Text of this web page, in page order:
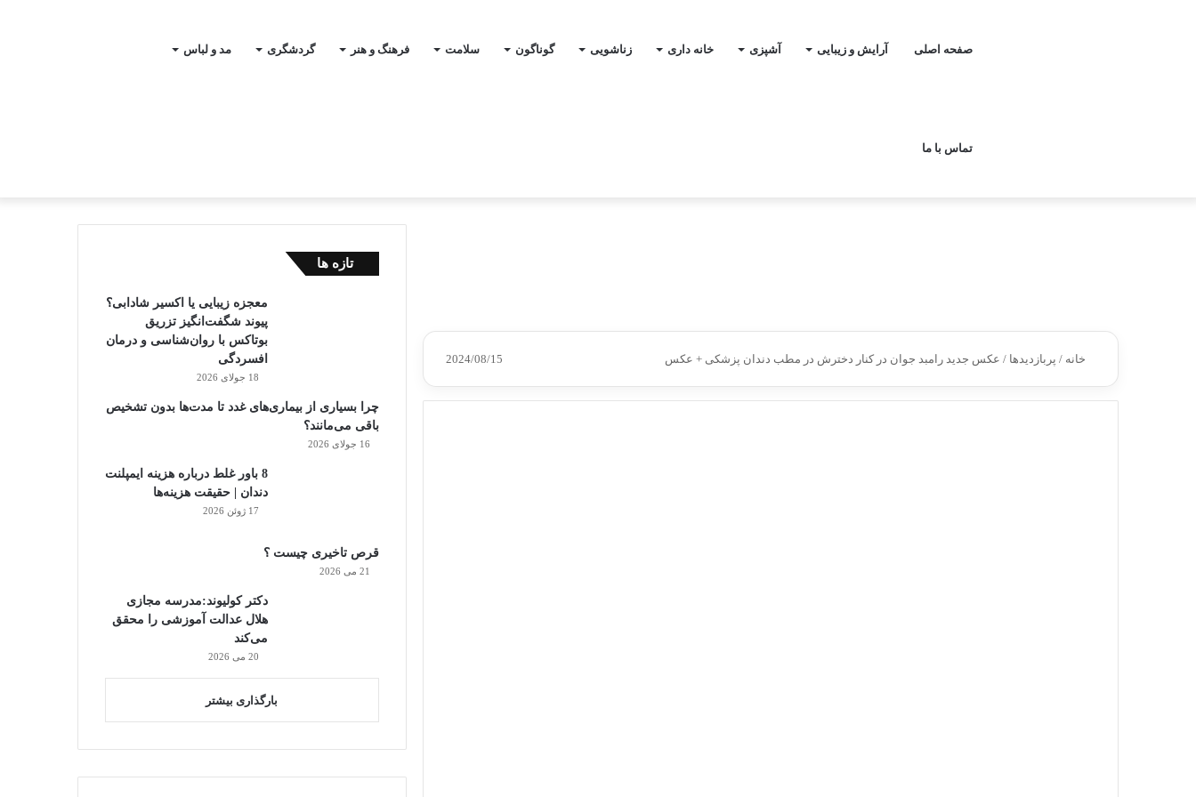
صفحه اصلی آرایش و زیبایی آشپزی خانه داری زناشویی گوناگون سلامت فرهنگ و هنر گردشگری مد و لباس
تماس با ما
خانه / پربازدیدها / عکس جدید رامبد جوان در کنار دخترش در مطب دندان پزشکی + عکس 2024/08/15
تازه ها
معجزه زیبایی یا اکسیر شادابی؟
پیوند شگفت‌انگیز تزریق
بوتاکس با روان‌شناسی و درمان
افسردگی
18 جولای 2026
چرا بسیاری از بیماری‌های غدد تا مدت‌ها بدون تشخیص
باقی می‌مانند؟
16 جولای 2026
8 باور غلط درباره هزینه ایمپلنت
دندان | حقیقت هزینه‌ها
17 ژوئن 2026
قرص تاخیری چیست ؟
21 می 2026
دکتر کولیوند:مدرسه مجازی
هلال عدالت آموزشی را محقق
می‌کند
20 می 2026
بارگذاری بیشتر